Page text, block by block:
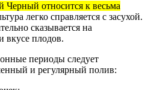
Черный относится к весьма
легко справляется с засухой.
сказывается на
вкусе плодов.
периоды следует
и регулярный полив: